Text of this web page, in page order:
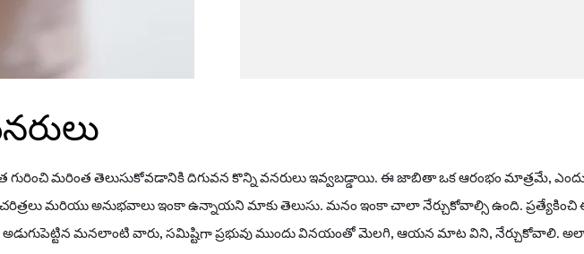
మరింత తెలుసుకోవడానికి దిగువన కొన్ని వనరులు ఇవ్వబడ్డాయి. ఈ జాబితా ఒక ఆరంభం మాత్రమే,
చరిత్రలు మరియు అనుభవాలు ఇంకా ఉన్నాయని మాకు తెలుసు. మనం ఇంకా చాలా నేర్చుకోవాల్సి ఉంది. ప్రత్యేకించి
మనలాంటి వారు, సమిష్టిగా ప్రభువు ముందు వినయంతో మెలగి, ఆయన మాట విని, నేర్చుకోవాలి.